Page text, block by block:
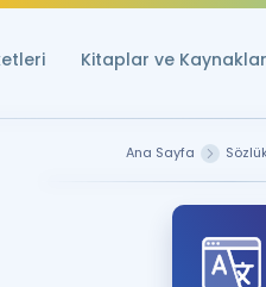
Kitaplar ve Kaynaklar
Ana Sayfa